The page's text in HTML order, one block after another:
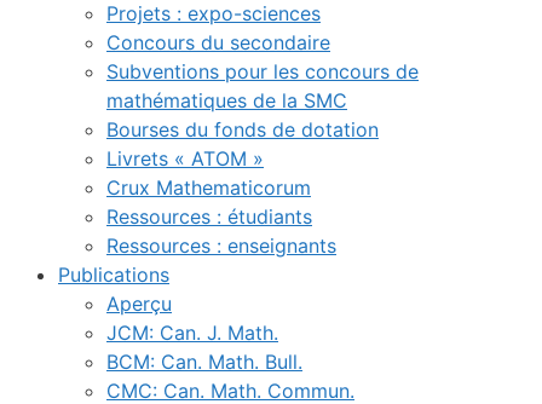
Projets : expo-sciences
Concours du secondaire
Subventions pour les concours de
mathématiques de la SMC
Bourses du fonds de dotation
Livrets « ATOM »
Crux Mathematicorum
Ressources : étudiants
Ressources : enseignants
Publications
Aperçu
JCM: Can. J. Math.
BCM: Can. Math. Bull.
CMC: Can. Math. Commun.